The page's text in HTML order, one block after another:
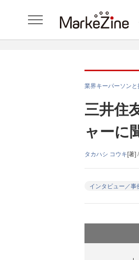
業界キーパーソン
三井住
ャーに
タカハシ コウキ[著] /
インタビュー／事